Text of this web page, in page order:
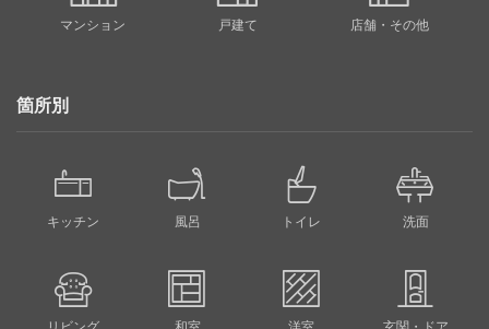
マンション 戸建て 店舗・その他
箇所別
キッチン 風呂 トイレ 洗面